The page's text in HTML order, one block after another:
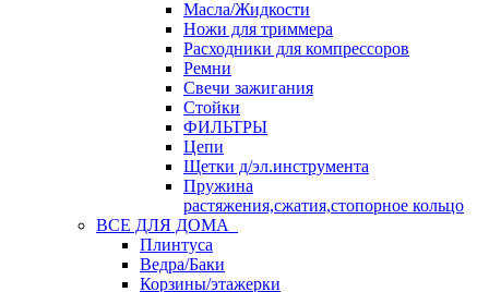
Масла/Жидкости
Ножи для триммера
Расходники для компрессоров
Ремни
Свечи зажигания
Стойки
ФИЛЬТРЫ
Цепи
Щетки д/эл.инструмента
Пружина
растяжения,сжатия,стопорное кольцо
ВСЕ ДЛЯ ДОМА
Плинтуса
Ведра/Баки
Корзины/этажерки